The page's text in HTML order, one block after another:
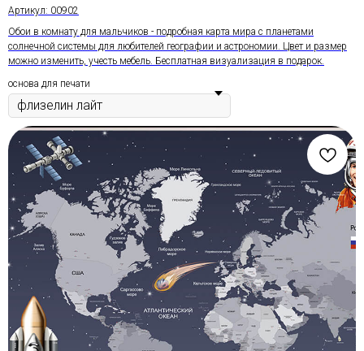
Артикул: 00902
Обои в комнату для мальчиков - подробная карта мира с планетами
солнечной системы для любителей географии и астрономии. Цвет и размер
можно изменить, учесть мебель. Бесплатная визуализация в подарок.
основа для печати